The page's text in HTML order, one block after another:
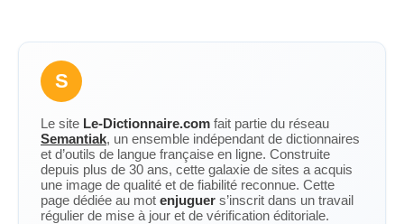
S
Le site Le-Dictionnaire.com fait partie du réseau
Semantiak, un ensemble indépendant de dictionnaires
et d’outils de langue française en ligne. Construite
depuis plus de 30 ans, cette galaxie de sites a acquis
une image de qualité et de fiabilité reconnue. Cette
page dédiée au mot enjuguer s’inscrit dans un travail
régulier de mise à jour et de vérification éditoriale.